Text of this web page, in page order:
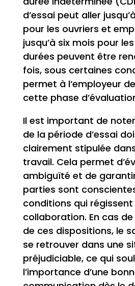
d’essai peut aller
pour les ouvriers et
jusqu’à six mois pour
durées peuvent être
fois, sous certaines
permet à l’employeur
cette phase
Il est important de
de la période d’essai
clairement stipulée
travail. Cela permet
ambiguïté et de
parties sont
conditions qui régissent
collaboration. En cas
de ces dispositions, le
se retrouver dans une
préjudiciable, ce qui
l’importance d’une